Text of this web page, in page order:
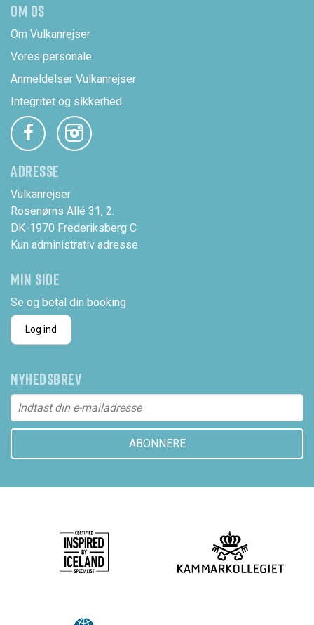
OM OS
Om Vulkanrejser
Vores personale
Anmeldelser Vulkanrejser
Integritet og sikkerhed
ADRESSE
Vulkanrejser
Rosenørns Allé 31, 2.
DK-1970 Frederiksberg C
Kun administrativ adresse.
MIN SIDE
Se og betal din booking
Log ind
NYHEDSBREV